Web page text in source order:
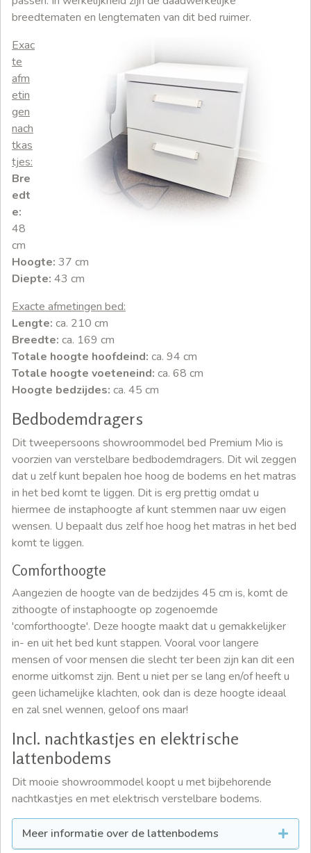
breedtematen en lengtematen van dit bed ruimer.
Exac
te
afm
etin
gen
nach
tkas
tjes:
Bre
edt
e:
48
cm
Hoogte: 37 cm
Diepte: 43 cm
Exacte afmetingen bed:
Lengte: ca. 210 cm
Breedte: ca. 169 cm
Totale hoogte hoofdeind: ca. 94 cm
Totale hoogte voeteneind: ca. 68 cm
Hoogte bedzijdes: ca. 45 cm
Bedbodemdragers
Dit tweepersoons showroommodel bed Premium Mio is
voorzien van verstelbare bedbodemdragers. Dit wil zeggen
dat u zelf kunt bepalen hoe hoog de bodems en het matras
in het bed komt te liggen. Dit is erg prettig omdat u
hiermee de instaphoogte af kunt stemmen naar uw eigen
wensen. U bepaalt dus zelf hoe hoog het matras in het bed
komt te liggen.
Comforthoogte
Aangezien de hoogte van de bedzijdes 45 cm is, komt de
zithoogte of instaphoogte op zogenoemde
'comforthoogte'. Deze hoogte maakt dat u gemakkelijker
in- en uit het bed kunt stappen. Vooral voor langere
mensen of voor mensen die slecht ter been zijn kan dit een
enorme uitkomst zijn. Bent u niet per se lang en/of heeft u
geen lichamelijke klachten, ook dan is deze hoogte ideaal
en zal snel wennen, geloof ons maar!
Incl. nachtkastjes en elektrische
lattenbodems
Dit mooie showroommodel koopt u met bijbehorende
nachtkastjes en met elektrisch verstelbare bodems.
Meer informatie over de lattenbodems